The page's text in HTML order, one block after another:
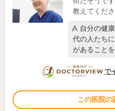
教えてくださ
自分の健
代の人たち
があること
で
この医院の